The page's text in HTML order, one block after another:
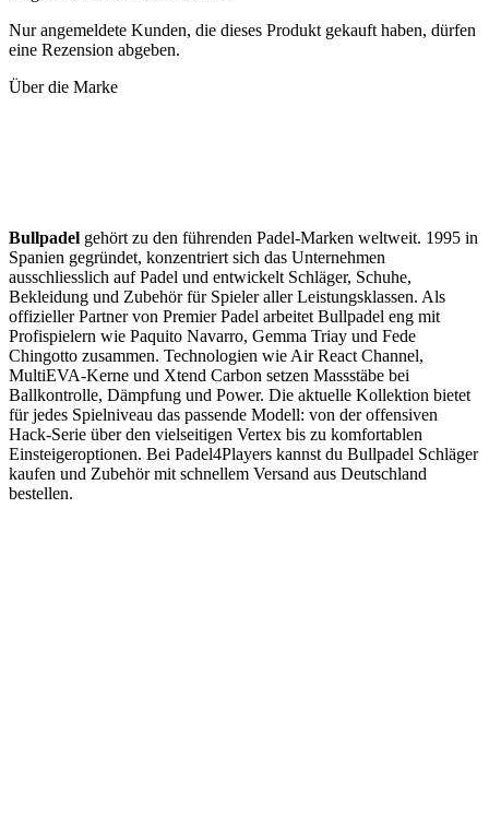
Nur angemeldete Kunden, die dieses Produkt gekauft haben, dürfen
eine Rezension abgeben.
Über die Marke
Bullpadel gehört zu den führenden Padel-Marken weltweit. 1995 in
Spanien gegründet, konzentriert sich das Unternehmen
ausschliesslich auf Padel und entwickelt Schläger, Schuhe,
Bekleidung und Zubehör für Spieler aller Leistungsklassen. Als
offizieller Partner von Premier Padel arbeitet Bullpadel eng mit
Profispielern wie Paquito Navarro, Gemma Triay und Fede
Chingotto zusammen. Technologien wie Air React Channel,
MultiEVA-Kerne und Xtend Carbon setzen Massstäbe bei
Ballkontrolle, Dämpfung und Power. Die aktuelle Kollektion bietet
für jedes Spielniveau das passende Modell: von der offensiven
Hack-Serie über den vielseitigen Vertex bis zu komfortablen
Einsteigeroptionen. Bei Padel4Players kannst du Bullpadel Schläger
kaufen und Zubehör mit schnellem Versand aus Deutschland
bestellen.